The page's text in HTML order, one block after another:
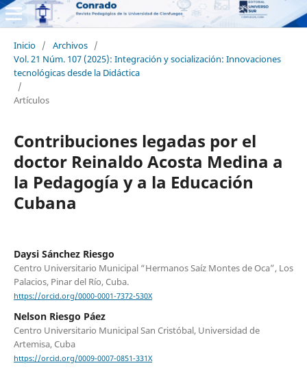
Inicio / Archivos /
Vol. 21 Núm. 107 (2025): Integración y socialización: Innovaciones
tecnológicas desde la Didáctica
/
Artículos
Contribuciones legadas por el
doctor Reinaldo Acosta Medina a
la Pedagogía y a la Educación
Cubana
Daysi Sánchez Riesgo
Centro Universitario Municipal “Hermanos Saíz Montes de Oca”, Los
Palacios, Pinar del Río, Cuba.
https://orcid.org/0000-0001-7372-530X
Nelson Riesgo Páez
Centro Universitario Municipal San Cristóbal, Universidad de
Artemisa, Cuba
https://orcid.org/0009-0007-0851-331X